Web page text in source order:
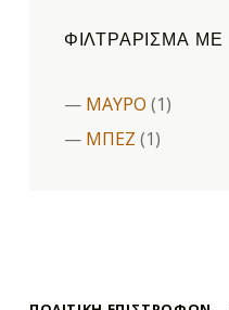
ΦΙΛΤΡΆΡΙΣΜΑ ΜΕ
ΜΑΥΡΟ (1)
ΜΠΕΖ (1)